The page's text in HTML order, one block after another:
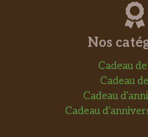
Nos
Cadeau
Cadeau
Cadeau
Cadeau